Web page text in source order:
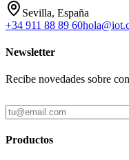
Sevilla, España
+34 911 88 89 60
Newsletter
Recibe novedades sobre
Productos